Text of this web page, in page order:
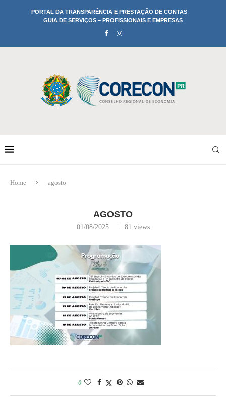
PORTAL DA TRANSPARÊNCIA E PRESTAÇÃO DE CONTAS
GUIA DE SERVIÇOS – PROFISSIONAIS E EMPRESAS
Home agosto
AGOSTO
01/08/2025 81 views
0